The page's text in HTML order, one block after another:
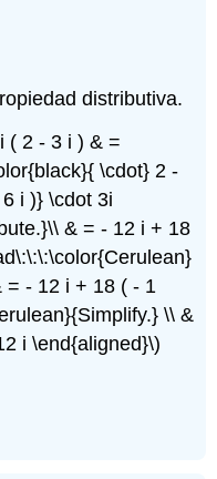
distributiva.
( 2 - 3 i ) & =
\cdot} 2 -
i )} \cdot 3i
& = - 12 i + 18
= - 12 i + 18 ( - 1
\\ &
i \end{aligned}\)